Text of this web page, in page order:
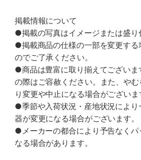
掲載情報について
●掲載の写真はイメージまたは盛り
●掲載商品の仕様の一部を変更する
のでご了承ください。
●商品は豊富に取り揃えてございま
の際はご容赦ください。また、や
り変更や中止になる場合がございま
●季節や入荷状況・産地状況により
器が変更になる場合がございます。
●メーカーの都合により予告なくパ
なる場合があります。